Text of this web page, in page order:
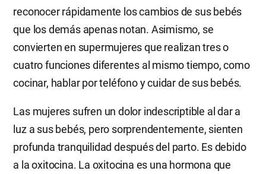
reconocer rápidamente los cambios de sus bebés
que los demás apenas notan. Asimismo, se
convierten en supermujeres que realizan tres o
cuatro funciones diferentes al mismo tiempo, como
cocinar, hablar por teléfono y cuidar de sus bebés.
Las mujeres sufren un dolor indescriptible al dar a
luz a sus bebés, pero sorprendentemente, sienten
profunda tranquilidad después del parto. Es debido
a la oxitocina. La oxitocina es una hormona que